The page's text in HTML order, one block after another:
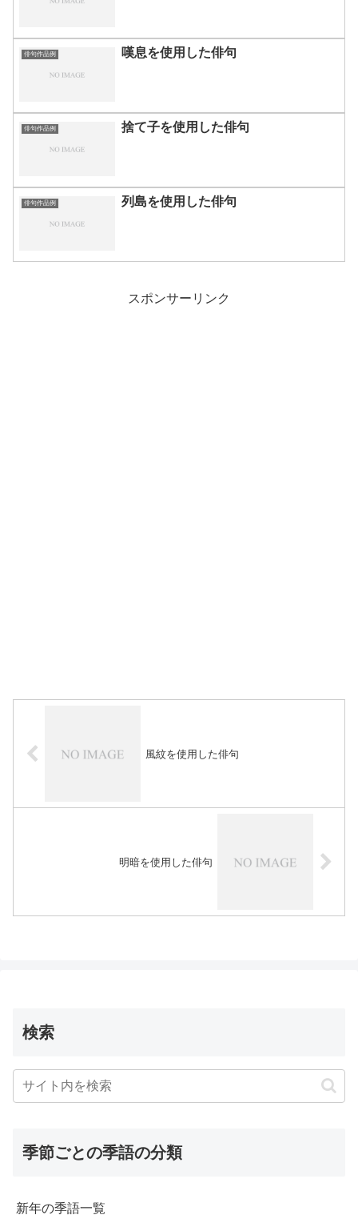
俳句作品例 嘆息を使用した俳句
俳句作品例 捨て子を使用した俳句
俳句作品例 列島を使用した俳句
スポンサーリンク
風紋を使用した俳句
明暗を使用した俳句
検索
季節ごとの季語の分類
新年の季語一覧